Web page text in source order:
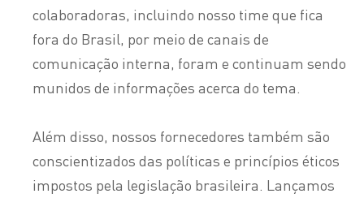
colaboradoras, incluindo nosso time que fica
fora do Brasil, por meio de canais de
comunicação interna, foram e continuam sendo
munidos de informações acerca do tema.
Além disso, nossos fornecedores também são
conscientizados das políticas e princípios éticos
impostos pela legislação brasileira. Lançamos